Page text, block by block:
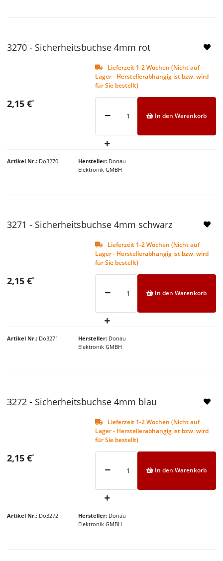
NEU
3270 - Sicherheitsbuchse 4mm rot
Lieferzeit 1-2 Wochen (Nicht auf
Lager - Herstellerabhängig ist bzw. wird
für Sie bestellt)
Artikel Nr. Do3270 Hersteller Donau
Elektronik GMBH
2,15 €*
In den Warenkorb
NEU
3271 - Sicherheitsbuchse 4mm schwarz
Lieferzeit 1-2 Wochen (Nicht auf
Lager - Herstellerabhängig ist bzw. wird
für Sie bestellt)
Artikel Nr. Do3271 Hersteller Donau
Elektronik GMBH
2,15 €*
In den Warenkorb
NEU
3272 - Sicherheitsbuchse 4mm blau
Lieferzeit 1-2 Wochen (Nicht auf
Lager - Herstellerabhängig ist bzw. wird
für Sie bestellt)
Artikel Nr. Do3272 Hersteller Donau
Elektronik GMBH
2,15 €*
In den Warenkorb